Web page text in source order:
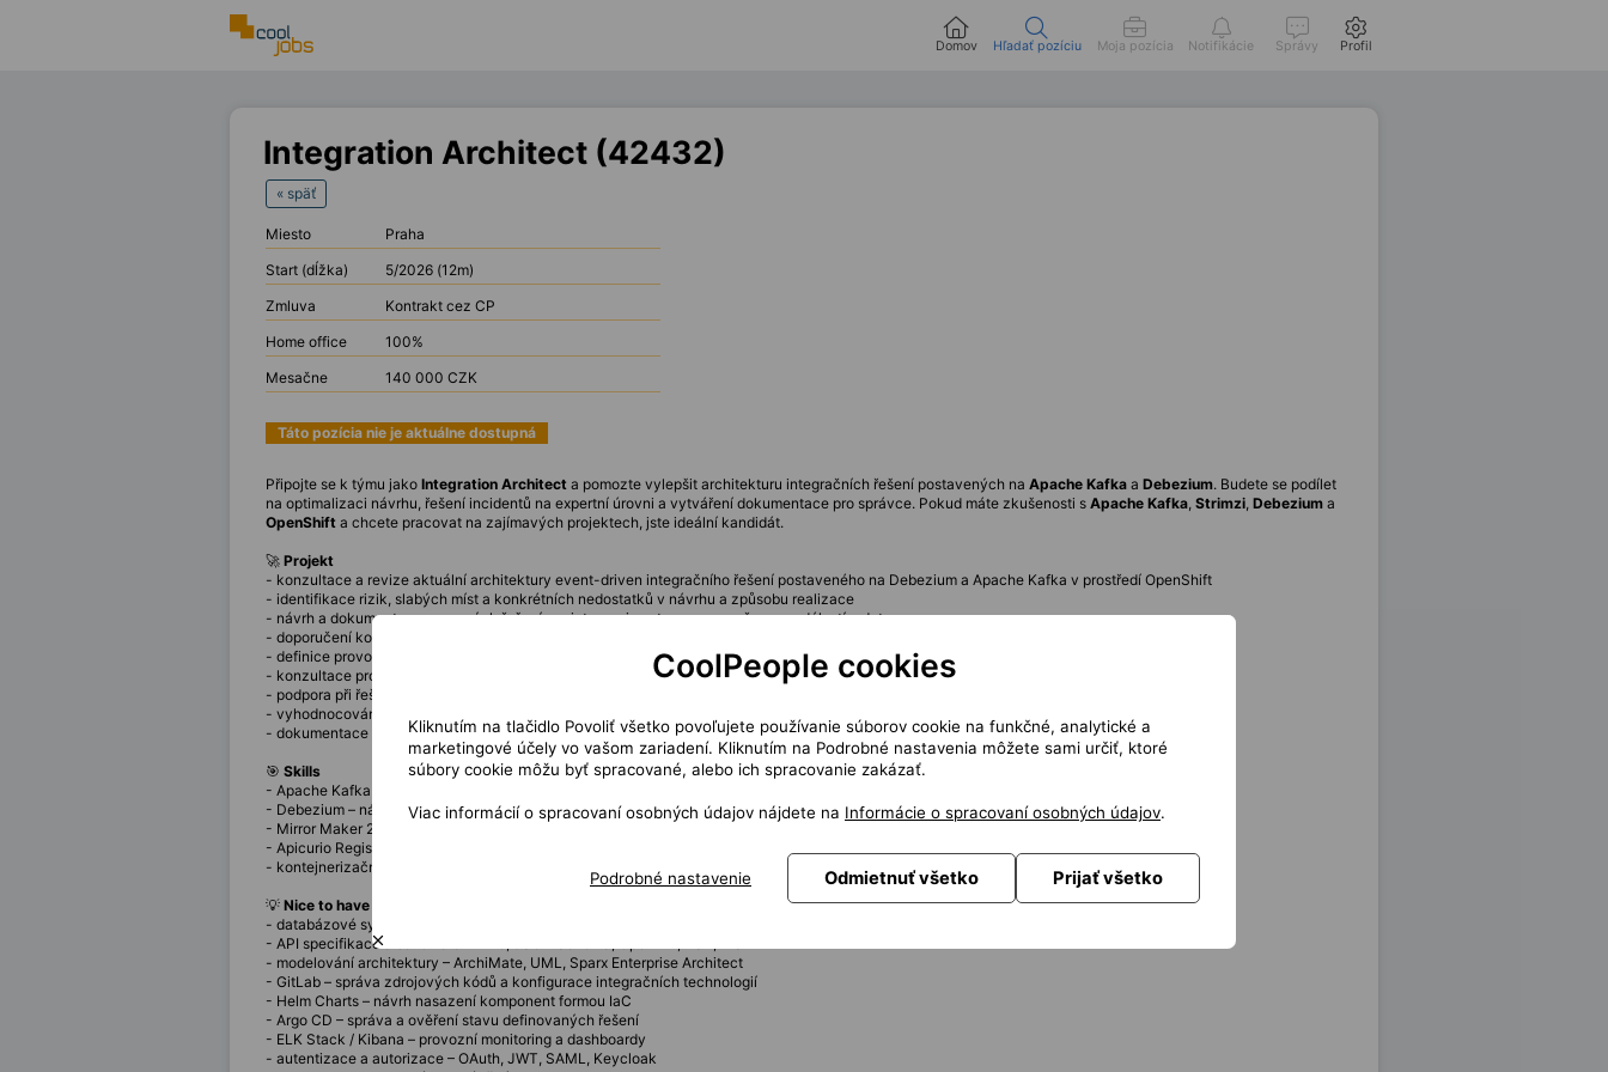
Domov Hľadať pozíciu Moja pozícia Notifikácie Správy Profil
Integration Architect (42432)
« späť
Miesto
Praha
Start (dĺžka)
5/2026 (12m)
Zmluva
Kontrakt cez CP
Home office
100%
Mesačne
140 000 CZK
Táto pozícia nie je aktuálne dostupná
Připojte se k týmu jako Integration Architect a pomozte vylepšit architekturu integračních řešení postavených na Apache Kafka a Debezium. Budete se podílet
na optimalizaci návrhu, řešení incidentů na expertní úrovni a vytváření dokumentace pro správce. Pokud máte zkušenosti s Apache Kafka, Strimzi, Debezium a
OpenShift a chcete pracovat na zajímavých projektech, jste ideální kandidát.
🚀 Projekt
- konzultace a revize aktuální architektury event-driven integračního řešení postaveného na Debezium a Apache Kafka v prostředí OpenShift
- identifikace rizik, slabých míst a konkrétních nedostatků v návrhu a způsobu realizace
- návrh a dokumentace vzorových řešení pro integraci postavenou na přenosu událostí a dat
- doporučení konfigurace pro provozní nasazení ve více datových centrech
- definice provozních metrik a ukazatelů dohledu
- konzultace pro architektonický, realizační a provozní tým zákazníka
- podpora při řešení incidentů a identifikace příčin problémů na expertní úrovni
- vyhodnocování nových verzí technologií a návrh postupů pro jejich nasazení
- dokumentace navržených řešení – příručka správce, metodika vývoje, dokumentace skutečného provedení
🎯 Skills
- Apache Kafka / Strimzi operátor – návrh, dohled, řešení problémů
- Debezium – návrh konektorů a přenosů, řízení aktivace/deaktivace, řešení stavů po výpadcích
- Mirror Maker 2 – konfigurace, vyhodnocení stavu, podpora obnovy po havárii
- Apicurio Registry – správa schémat pro datové přenosy a integrační rozhraní
- kontejnerizační platforma Red Hat OpenShift – provoz, diagnostika, incident response
💡 Nice to have
- databázové systémy – napojení Debezium na relační, dokumentové a grafové zdroje (Oracle, PostgreSQL, MongoDB aj.)
- API specifikace a schémata – Avro, JSON Schema, OpenAPI, XSD, WSDL
- modelování architektury – ArchiMate, UML, Sparx Enterprise Architect
- GitLab – správa zdrojových kódů a konfigurace integračních technologií
- Helm Charts – návrh nasazení komponent formou IaC
- Argo CD – správa a ověření stavu definovaných řešení
- ELK Stack / Kibana – provozní monitoring a dashboardy
- autentizace a autorizace – OAuth, JWT, SAML, Keycloak
CoolPeople cookies
Kliknutím na tlačidlo Povoliť všetko povoľujete používanie súborov cookie na funkčné, analytické a
marketingové účely vo vašom zariadení. Kliknutím na Podrobné nastavenia môžete sami určiť, ktoré
súbory cookie môžu byť spracované, alebo ich spracovanie zakázať.
Viac informácií o spracovaní osobných údajov nájdete na Informácie o spracovaní osobných údajov.
Podrobné nastavenie Odmietnuť všetko Prijať všetko